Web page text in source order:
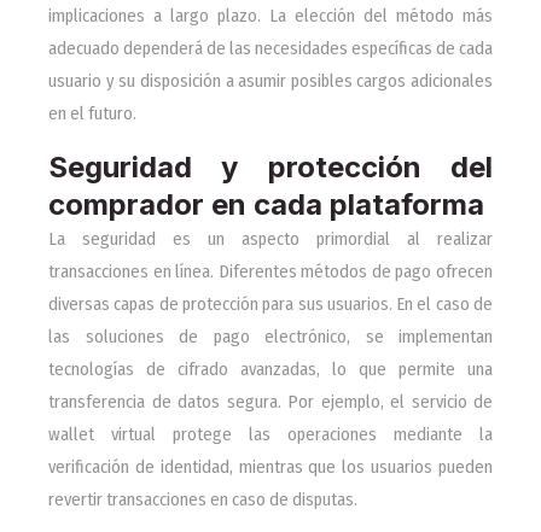
implicaciones a largo plazo. La elección del método más
adecuado dependerá de las necesidades específicas de cada
usuario y su disposición a asumir posibles cargos adicionales
en el futuro.
Seguridad y protección del
comprador en cada plataforma
La seguridad es un aspecto primordial al realizar
transacciones en línea. Diferentes métodos de pago ofrecen
diversas capas de protección para sus usuarios. En el caso de
las soluciones de pago electrónico, se implementan
tecnologías de cifrado avanzadas, lo que permite una
transferencia de datos segura. Por ejemplo, el servicio de
wallet virtual protege las operaciones mediante la
verificación de identidad, mientras que los usuarios pueden
revertir transacciones en caso de disputas.